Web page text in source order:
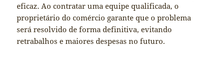
eficaz. Ao contratar uma equipe qualificada, o
proprietário do comércio garante que o problema
será resolvido de forma definitiva, evitando
retrabalhos e maiores despesas no futuro.